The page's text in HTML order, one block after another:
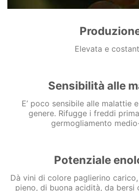
Elevata e
Sensibilità alle
E’ poco sensibile alle malattie
genere. Rifugge i freddi
germogliamento
Potenziale
Dà vini di colore paglierino
pieno, di buona acidità, da bersi